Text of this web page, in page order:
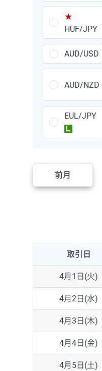
NZD/
CAD/JPY
CHF/JPY
PLN/JPY
HUF/
ZAR/JPY
MXN/JPY
AUD/USD
NZD/USD
EUR/GBP
EUR/AUD
GBP/AUD
AUD/NZD
★
HUF/JPY
AUD/USD
AUD/NZD
EUL/JPY
前月
取引日
4月1日(火)
4月2日(水)
4月3日(木)
4月4日(金)
4月5日(土)